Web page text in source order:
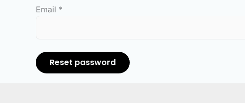
Email *
Reset password